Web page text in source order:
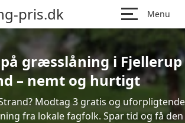
pris.dk Menu
græsslåning i Fjellerup
– nemt og hurtigt
Modtag 3 gratis og uforpligtende
fra lokale fagfolk. Spar tid og få den